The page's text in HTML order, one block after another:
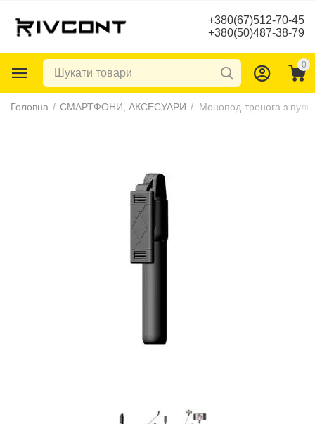
+380(67)512-70-45
+380(50)487-38-79
0
Головна / СМАРТФОНИ, АКСЕСУАРИ / Монопод-тренога з